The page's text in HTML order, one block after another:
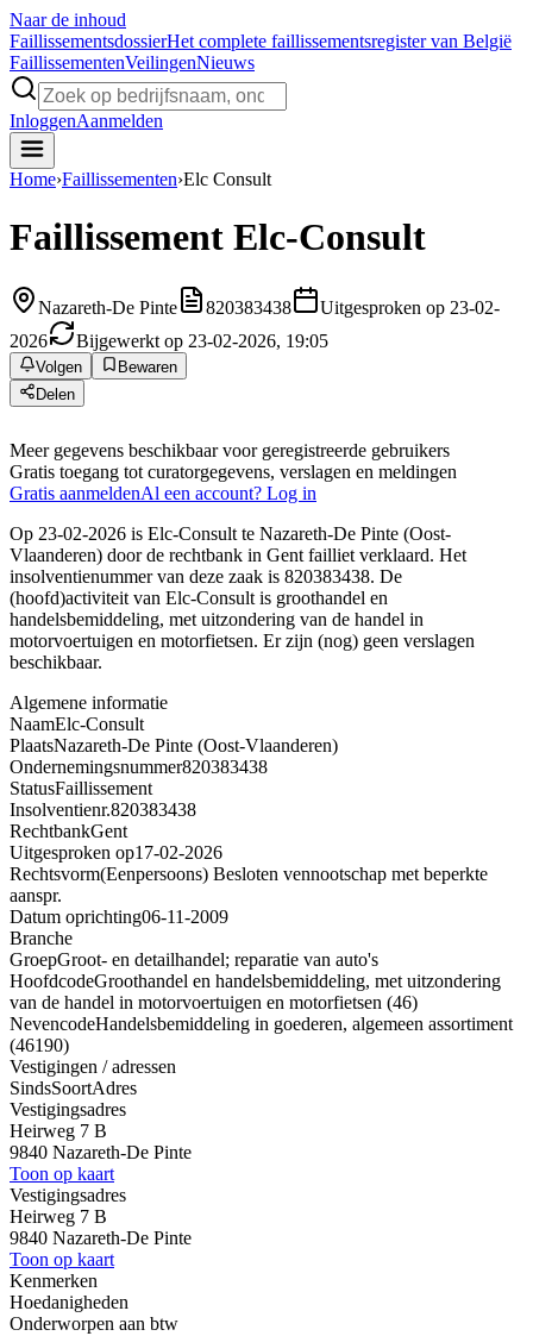
Naar de inhoud
FaillissementsdossierHet complete faillissementsregister van België
FaillissementenVeilingenNieuws
InloggenAanmelden
Home›Faillissementen›Elc Consult
Faillissement Elc-Consult
Nazareth-De Pinte 820383438
Uitgesproken op 23-02-
2026
Bijgewerkt op 23-02-2026, 19:05
Volgen
Bewaren
Delen
Meer gegevens beschikbaar voor geregistreerde gebruikers
Gratis toegang tot curatorgegevens, verslagen en meldingen
Gratis aanmeldenAl een account? Log in
Op 23-02-2026 is Elc-Consult te Nazareth-De Pinte (Oost-
Vlaanderen) door de rechtbank in Gent failliet verklaard. Het
insolventienummer van deze zaak is 820383438. De
(hoofd)activiteit van Elc-Consult is groothandel en
handelsbemiddeling, met uitzondering van de handel in
motorvoertuigen en motorfietsen. Er zijn (nog) geen verslagen
beschikbaar.
Algemene informatie
NaamElc-Consult
PlaatsNazareth-De Pinte (Oost-Vlaanderen)
Ondernemingsnummer820383438
StatusFaillissement
Insolventienr.820383438
RechtbankGent
Uitgesproken op17-02-2026
Rechtsvorm(Eenpersoons) Besloten vennootschap met beperkte
aanspr.
Datum oprichting06-11-2009
Branche
GroepGroot- en detailhandel; reparatie van auto's
HoofdcodeGroothandel en handelsbemiddeling, met uitzondering
van de handel in motorvoertuigen en motorfietsen (46)
NevencodeHandelsbemiddeling in goederen, algemeen assortiment
(46190)
Vestigingen / adressen
SindsSoortAdres
Vestigingsadres
Heirweg 7 B
9840 Nazareth-De Pinte
Toon op kaart
Vestigingsadres
Heirweg 7 B
9840 Nazareth-De Pinte
Toon op kaart
Kenmerken
Hoedanigheden
Onderworpen aan btw